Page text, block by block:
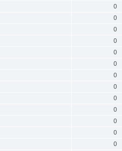
0
0
0
0
0
0
0
0
0
0
0
0
0